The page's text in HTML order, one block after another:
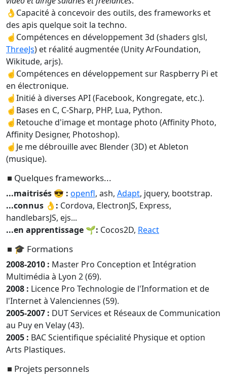
👌Capacité à concevoir des outils, des frameworks et
des apis quelque soit la techno.
☝️Compétences en développement 3d (shaders glsl,
ThreeJs) et réalité augmentée (Unity ArFoundation,
Wikitude, arjs).
☝️Compétences en développement sur Raspberry Pi et
en électronique.
☝️Initié à diverses API (Facebook, Kongregate, etc.).
☝️Bases en C, C-Sharp, PHP, Lua, Python.
☝️Retouche d'image et montage photo (Affinity Photo,
Affinity Designer, Photoshop).
☝️Je me débrouille avec Blender (3D) et Ableton
(musique).
Quelques frameworks...
...maitrisés 😎 : openfl, ash, Adapt, jquery, bootstrap.
...connus 👌: Cordova, ElectronJS, Express,
handlebarsJS, ejs...
...en apprentissage 🌱: Cocos2D, React
🎓 Formations
2008-2010 : Master Pro Conception et Intégration
Multimédia à Lyon 2 (69).
2008 : Licence Pro Technologie de l'Information et de
l'Internet à Valenciennes (59).
2005-2007 : DUT Services et Réseaux de Communication
au Puy en Velay (43).
2005 : BAC Scientifique spécialité Physique et option
Arts Plastiques.
Projets personnels